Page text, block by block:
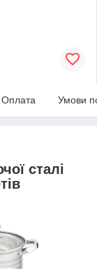
Оплата Умови
сталі